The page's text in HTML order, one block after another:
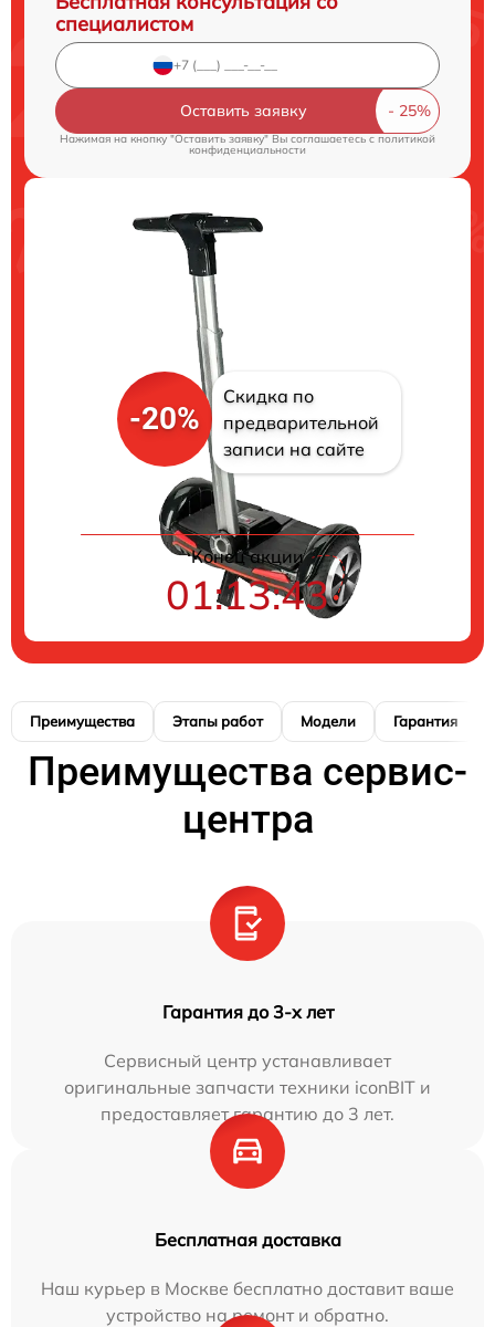
специалистом
Оставить заявку
Нажимая на кнопку "Оставить заявку" Вы соглашаетесь cполитикой
конфиденциальности
-20%
Скидка по
предварительной
записи на сайте
Конец акции
01:13:42
Преимущества Этапы работ Модели Гарантия
Преимущества сервис-
центра
Гарантия до 3-х лет
Сервисный центр устанавливает
оригинальные запчасти техники iconBIT и
предоставляет гарантию до 3 лет.
Бесплатная доставка
Наш курьер в Москве бесплатно доставит ваше
устройство на ремонт и обратно.